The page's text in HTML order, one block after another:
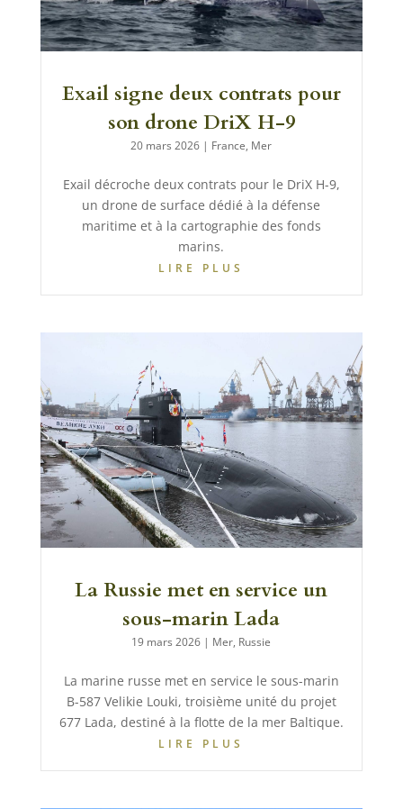
Exail signe deux contrats pour
son drone DriX H-9
20 mars 2026 | France, Mer
Exail décroche deux contrats pour le DriX H-9,
un drone de surface dédié à la défense
maritime et à la cartographie des fonds
marins.
LIRE PLUS
La Russie met en service un
sous-marin Lada
19 mars 2026 | Mer, Russie
La marine russe met en service le sous-marin
B-587 Velikie Louki, troisième unité du projet
677 Lada, destiné à la flotte de la mer Baltique.
LIRE PLUS